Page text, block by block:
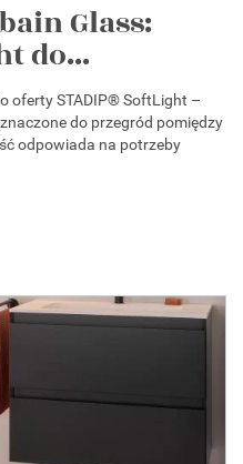
Glass:
do...
oferty STADIP® SoftLight –
do przegród pomiędzy
odpowiada na potrzeby